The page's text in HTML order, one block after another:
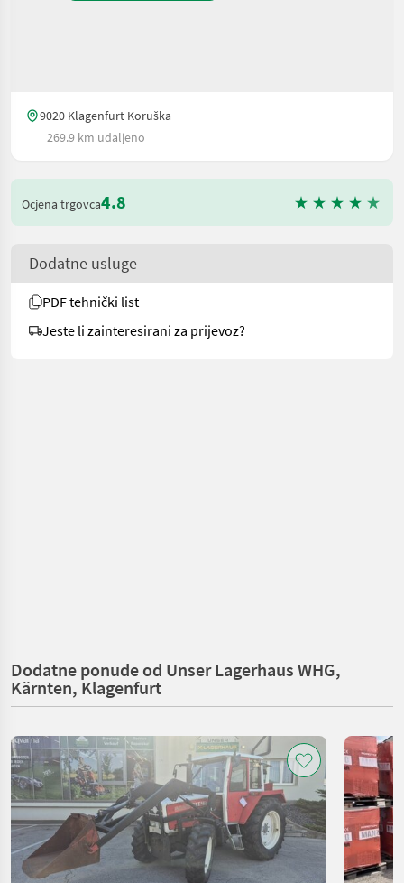
9020 Klagenfurt Koruška
269.9 km udaljeno
Ocjena trgovca4.8
Dodatne usluge
PDF tehnički list
Jeste li zainteresirani za prijevoz?
Dodatne ponude od Unser Lagerhaus WHG,
Kärnten, Klagenfurt